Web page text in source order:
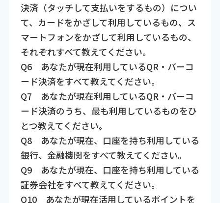
決済（タッチして支払いをするもの）につい
て、カードをかざして利用しているもの、ス
マートフォンをかざして利用しているもの、
それぞれすべて教えてください。
Q6 あなたが現在利用しているQR・バーコ
ード決済をすべて教えてください。
Q7 あなたが現在利用しているQR・バーコ
ード決済のうち、最も利用しているものをひ
とつ教えてください。
Q8 あなたが現在、口座を持ち利用している
銀行、金融機関をすべて教えてください。
Q9 あなたが現在、口座を持ち利用している
証券会社をすべて教えてください。
Q10 あなたが現在活用しているポイントを